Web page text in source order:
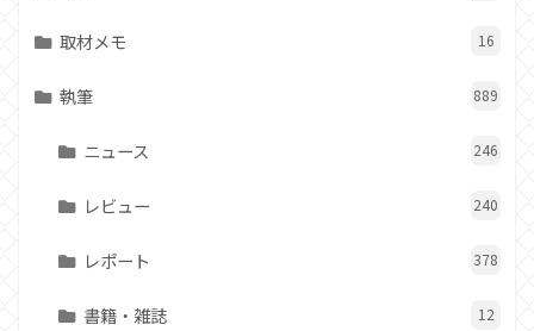
取材メモ 16
執筆 889
ニュース 246
レビュー 240
レポート 378
書籍・雑誌 12